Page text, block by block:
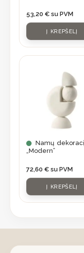
53,20 € su PVM
Į KREPŠELĮ
Namų
„Modern”
72,60 € su PVM
Į KREPŠELĮ